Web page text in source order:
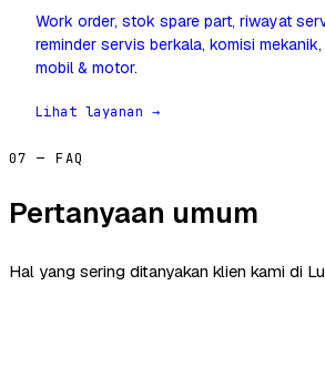
Work order, stok spare part, riwayat
reminder servis berkala, komisi
mobil & motor.
Lihat layanan →
07 — FAQ
Pertanyaan umum
Hal yang sering ditanyakan klien kami di